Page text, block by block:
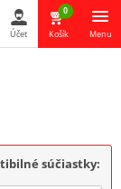
Účet
0
Košík Menu
súčiastky: